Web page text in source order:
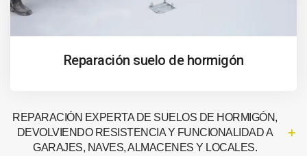
Reparación suelo de hormigón
REPARACIÓN EXPERTA DE SUELOS DE HORMIGÓN,
DEVOLVIENDO RESISTENCIA Y FUNCIONALIDAD A
GARAJES, NAVES, ALMACENES Y LOCALES.